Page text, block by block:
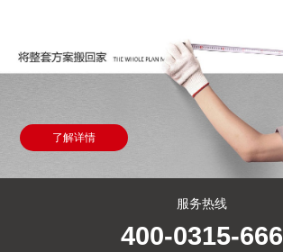
了解详情
服务热线
400-0315-666